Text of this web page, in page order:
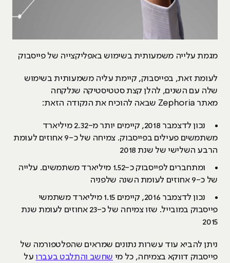
מגמת עלייה משמעותית בשימוש באפליקצייה של פייסבוק
לעומת זאת, בפייסבוק, קיימת עליה משמעותית בשימוש
שלה עם השנים, להלן קצת סטטיסטיקה שנלקחה
מאתר Zephoria שבאה להוכיח את הנקודה הזאת:
נכון לדצמבר 2018, קיימים יותר מ-2.32 מיליארד
משתמשים פעילים בפייסבוק. צמיחה של כ-9 אחוזים לעומת
הרבע השלישי של שנת 2018
ומתחברים לפייסבוק כ-1.52 מיליארד משתמשים. עלייה
של כ-9 אחוזים לעומת השנה שלפניה
נכון לדצמבר 2016, קיימים 1.15 מיליארד משתמשי
פייסבוק במובייל. שזו צמיחה של כ-23 אחוזים לעומת שנת
2015
ניתן להביא עוד עשרות נתונים שמראים שהפלטפורמה של
פייסבוק דווקא בצמיחה, כל מי שחשב והתלבט בעברועל